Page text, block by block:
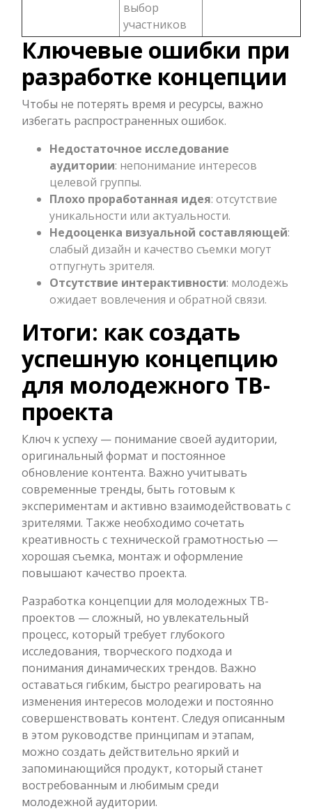
выбор
участников
Ключевые ошибки при
разработке концепции
Чтобы не потерять время и ресурсы, важно
избегать распространенных ошибок.
Недостаточное исследование
аудитории: непонимание интересов
целевой группы.
Плохо проработанная идея: отсутствие
уникальности или актуальности.
Недооценка визуальной составляющей:
слабый дизайн и качество съемки могут
отпугнуть зрителя.
Отсутствие интерактивности: молодежь
ожидает вовлечения и обратной связи.
Итоги: как создать
успешную концепцию
для молодежного ТВ-
проекта
Ключ к успеху — понимание своей аудитории,
оригинальный формат и постоянное
обновление контента. Важно учитывать
современные тренды, быть готовым к
экспериментам и активно взаимодействовать с
зрителями. Также необходимо сочетать
креативность с технической грамотностью —
хорошая съемка, монтаж и оформление
повышают качество проекта.
Разработка концепции для молодежных ТВ-
проектов — сложный, но увлекательный
процесс, который требует глубокого
исследования, творческого подхода и
понимания динамических трендов. Важно
оставаться гибким, быстро реагировать на
изменения интересов молодежи и постоянно
совершенствовать контент. Следуя описанным
в этом руководстве принципам и этапам,
можно создать действительно яркий и
запоминающийся продукт, который станет
востребованным и любимым среди
молодежной аудитории.